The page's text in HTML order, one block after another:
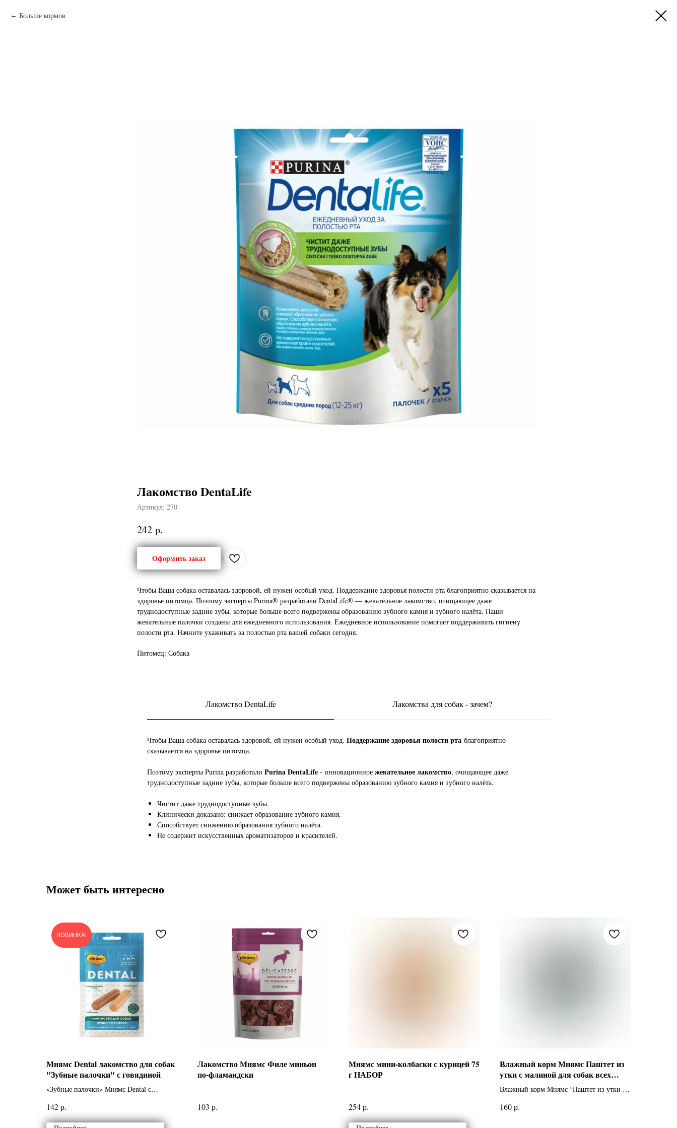
Больше кормов
Лакомство DentaLife
Артикул: 270
242 р.
Оформить заказ
Чтобы Ваша собака оставалась здоровой, ей нужен особый уход. Поддержание здоровья полости рта благоприятно сказывается на
здоровье питомца. Поэтому эксперты Purina® разработали DentaLife® — жевательное лакомство, очищающее даже
труднодоступные задние зубы, которые больше всего подвержены образованию зубного камня и зубного налёта. Наши
жевательные палочки созданы для ежедневного использования. Ежедневное использование помогает поддерживать гигиену
полости рта. Начните ухаживать за полостью рта вашей собаки сегодня.
Питомец: Собака
Лакомство DentaLife Лакомства для собак - зачем?
Чтобы Ваша собака оставалась здоровой, ей нужен особый уход. Поддержание здоровья полости рта благоприятно
сказывается на здоровье питомца.
Поэтому эксперты Purina разработали Purina DentaLife - инновационное жевательное лакомство, очищающее даже
труднодоступные задние зубы, которые больше всего подвержены образованию зубного камня и зубного налёта.
Чистит даже труднодоступные зубы.
Клинически доказано: снижает образование зубного камня.
Способствует снижению образования зубного налёта.
Не содержит искусственных ароматизаторов и красителей.
Может быть интересно
НОВИНКА!
Мнямс Dental лакомство для собак
"Зубные палочки" с говядиной
«Зубные палочки» Мнямс Dental с
которое помогает поддерживать здоровье
полости рта. Особая форма палочек
142р.
Лакомство Мнямс Филе миньон
по-фламандски
103 р.
Мнямс мини-колбаски с курицей 75
г НАБОР
254р.
Влажный корм Мнямс Паштет из
утки с малиной для собак всех
пород "Конфи по-гасконски" 200 г
Влажный корм Мнямс “Паштет из утки с
гасконски”” представляет собой
160р.